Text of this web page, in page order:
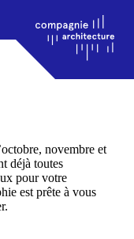
novembre et
déjà toutes
pour votre
est prête à vous